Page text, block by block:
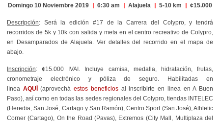
Domingo 10 Noviembre 2019 | 6:30 am | Alajuela | 5-10 km | ¢15.000
Descripción: Será la edición #17 de la Carrera del Colypro, y tendrá
recorridos de 5k y 10k con salida y meta en el centro recreativo de Colypro,
en Desamparados de Alajuela. Ver detalles del recorrido en el mapa de
abajo.
Inscripción: ¢15.000 IVAI. Incluye camisa, medalla, hidratación, frutas,
cronometraje electrónico y póliza de seguro. Habilitadas en
línea AQUÍ (aprovecháestos beneficiosal inscribirte en línea en A Buen
Paso), así como en todas las sedes regionales del Colypro, tiendas INTELEC
(Heredia, San José, Cartago y San Ramón), Centro Sport (San José), Athletic
Corner (Cartago), On the Road (Pavas), Extremos (City Mall, Multiplaza del